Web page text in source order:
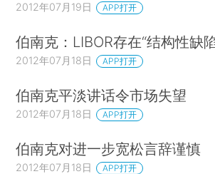
2012年07月19日 APP打开
伯南克：LIBOR存在“结构性缺
2012年07月18日 APP打开
伯南克平淡讲话令市场失望
2012年07月18日 APP打开
伯南克对进一步宽松言辞谨慎
2012年07月18日 APP打开